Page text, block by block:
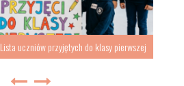
Lista uczniów przyjętych do klasy pierwszej